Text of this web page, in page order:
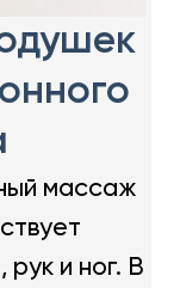
массаж
и ног. В